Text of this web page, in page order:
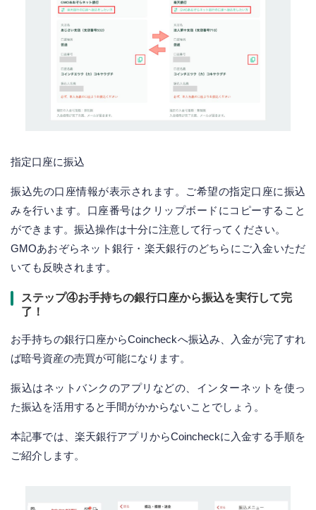
指定口座に振込
振込先の口座情報が表示されます。ご希望の指定口座に振込
みを行います。口座番号はクリップボードにコピーすること
ができます。振込操作は十分に注意して行ってください。
GMOあおぞらネット銀行・楽天銀行のどちらにご入金いただ
いても反映されます。
ステップ④お手持ちの銀行口座から振込を実行して完
了！
お手持ちの銀行口座からCoincheckへ振込み、入金が完了すれ
ば暗号資産の売買が可能になります。
振込はネットバンクのアプリなどの、インターネットを使っ
た振込を活用すると手間がかからないことでしょう。
本記事では、楽天銀行アプリからCoincheckに入金する手順を
ご紹介します。